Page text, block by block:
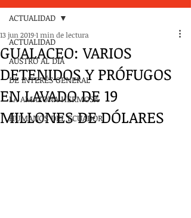
ACTUALIDAD
AUSTRO AL DÍA
DE INTERÉS GENERAL
LA AMAZONA HERMOSA
HUMANOS DEL ECUADOR
ACTUALIDAD
GUALACEO: VARIOS
DETENIDOS Y PRÓFUGOS
EN LAVADO DE 19
MILLONES DE DÓLARES
13 jun 20191 min de lectura